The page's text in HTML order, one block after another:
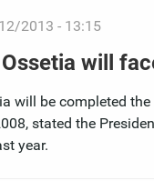
2013 - 13:15
will
will be completed
stated the
year.